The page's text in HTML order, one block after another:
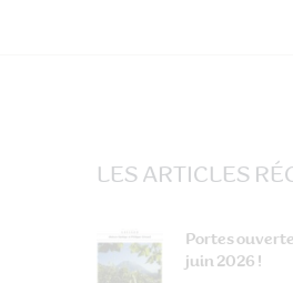
LES ARTICLES
Portes
juin 2026 !